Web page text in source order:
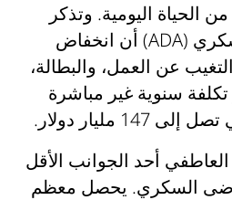
الحياة اليومية. وتذكر
الجمعية الأمريكية للسكري (ADA) أن انخفاض
عن العمل، والبطالة،
سنوية غير مباشرة
مليار دولار.
أحد الجوانب الأقل
السكري. يحصل معظم